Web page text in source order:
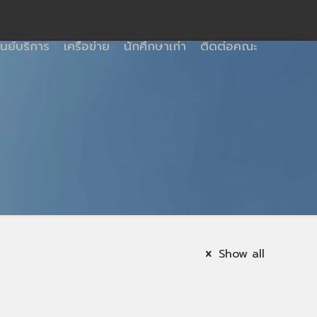
ย์บริการ เครือข่าย นักศึกษาเก่า ติดต่อคณะ
Show all